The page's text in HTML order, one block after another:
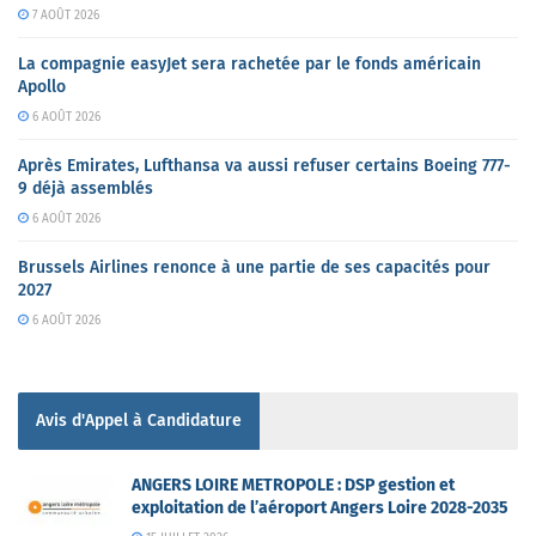
7 AOÛT 2026
La compagnie easyJet sera rachetée par le fonds américain
Apollo
6 AOÛT 2026
Après Emirates, Lufthansa va aussi refuser certains Boeing 777-
9 déjà assemblés
6 AOÛT 2026
Brussels Airlines renonce à une partie de ses capacités pour
2027
6 AOÛT 2026
Avis d'Appel à Candidature
ANGERS LOIRE METROPOLE : DSP gestion et
exploitation de l’aéroport Angers Loire 2028-2035